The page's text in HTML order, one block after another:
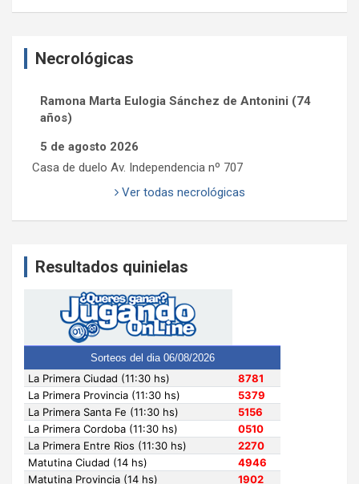
Necrológicas
Ramona Marta Eulogia Sánchez de Antonini (74
años)
5 de agosto 2026
Casa de duelo Av. Independencia nº 707
Ver todas necrológicas
Resultados quinielas